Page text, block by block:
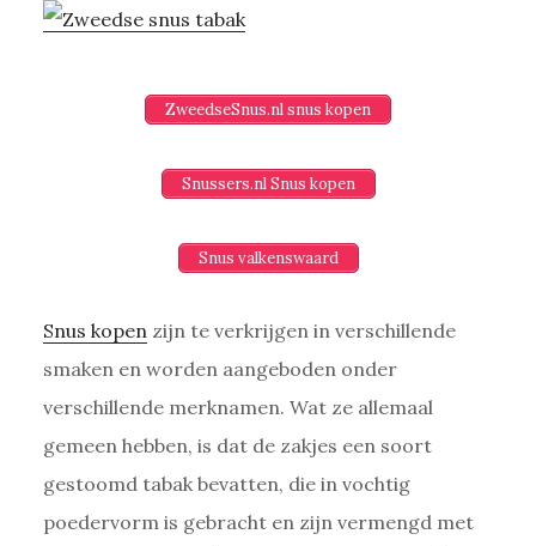
ZweedseSnus.nl snus kopen
Snussers.nl Snus kopen
Snus valkenswaard
Snus kopen zijn te verkrijgen in verschillende
smaken en worden aangeboden onder
verschillende merknamen. Wat ze allemaal
gemeen hebben, is dat de zakjes een soort
gestoomd tabak bevatten, die in vochtig
poedervorm is gebracht en zijn vermengd met